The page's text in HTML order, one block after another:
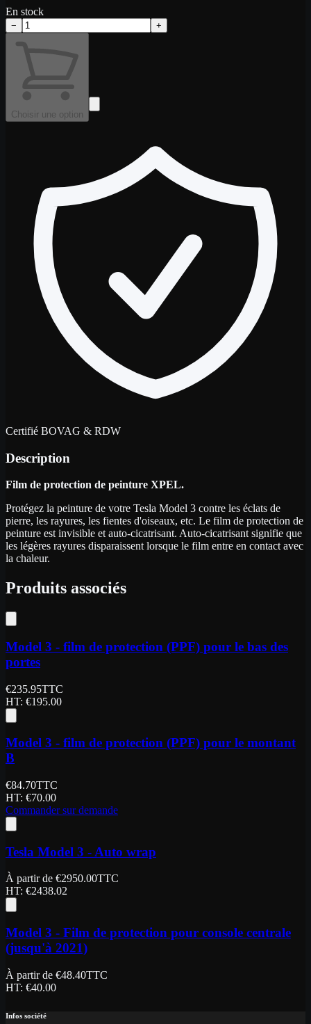
En stock
− +
Choisir une option
Certifié BOVAG & RDW
Description
Film de protection de peinture XPEL.
Protégez la peinture de votre Tesla Model 3 contre les éclats de
pierre, les rayures, les fientes d'oiseaux, etc. Le film de protection de
peinture est invisible et auto-cicatrisant. Auto-cicatrisant signifie que
les légères rayures disparaissent lorsque le film entre en contact avec
la chaleur.
Produits associés
Model 3 - film de protection (PPF) pour le bas des
portes
€235.95TTC
HT: €195.00
Model 3 - film de protection (PPF) pour le montant
B
€84.70TTC
HT: €70.00
Commander sur demande
Tesla Model 3 - Auto wrap
À partir de €2950.00TTC
HT: €2438.02
Model 3 - Film de protection pour console centrale
(jusqu'à 2021)
À partir de €48.40TTC
HT: €40.00
Infos société